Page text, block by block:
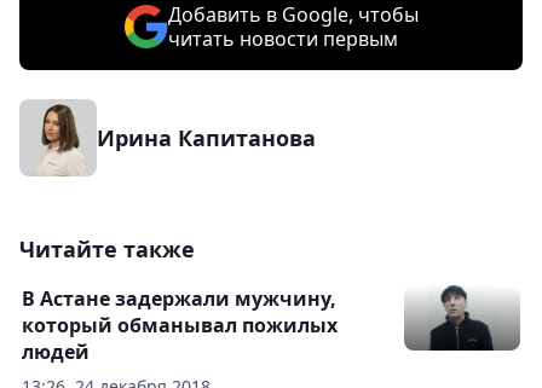
Добавить в Google, чтобы
читать новости первым
Ирина Капитанова
Читайте также
В Астане задержали мужчину,
который обманывал пожилых
людей